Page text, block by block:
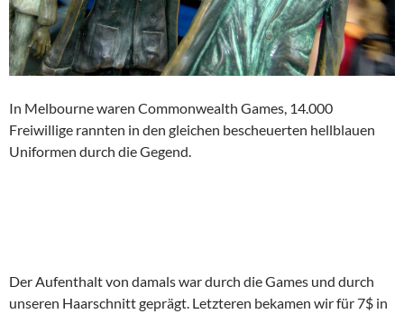
In Melbourne waren Commonwealth Games, 14.000
Freiwillige rannten in den gleichen bescheuerten hellblauen
Uniformen durch die Gegend.
Der Aufenthalt von damals war durch die Games und durch
unseren Haarschnitt geprägt. Letzteren bekamen wir für 7$ in